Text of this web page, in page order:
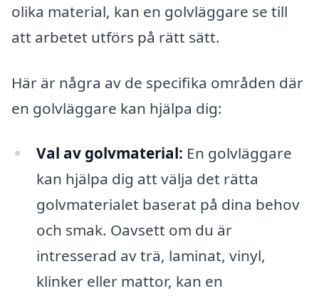
olika material, kan en golvläggare se till
att arbetet utförs på rätt sätt.
Här är några av de specifika områden där
en golvläggare kan hjälpa dig:
Val av golvmaterial: En golvläggare
kan hjälpa dig att välja det rätta
golvmaterialet baserat på dina behov
och smak. Oavsett om du är
intresserad av trä, laminat, vinyl,
klinker eller mattor, kan en